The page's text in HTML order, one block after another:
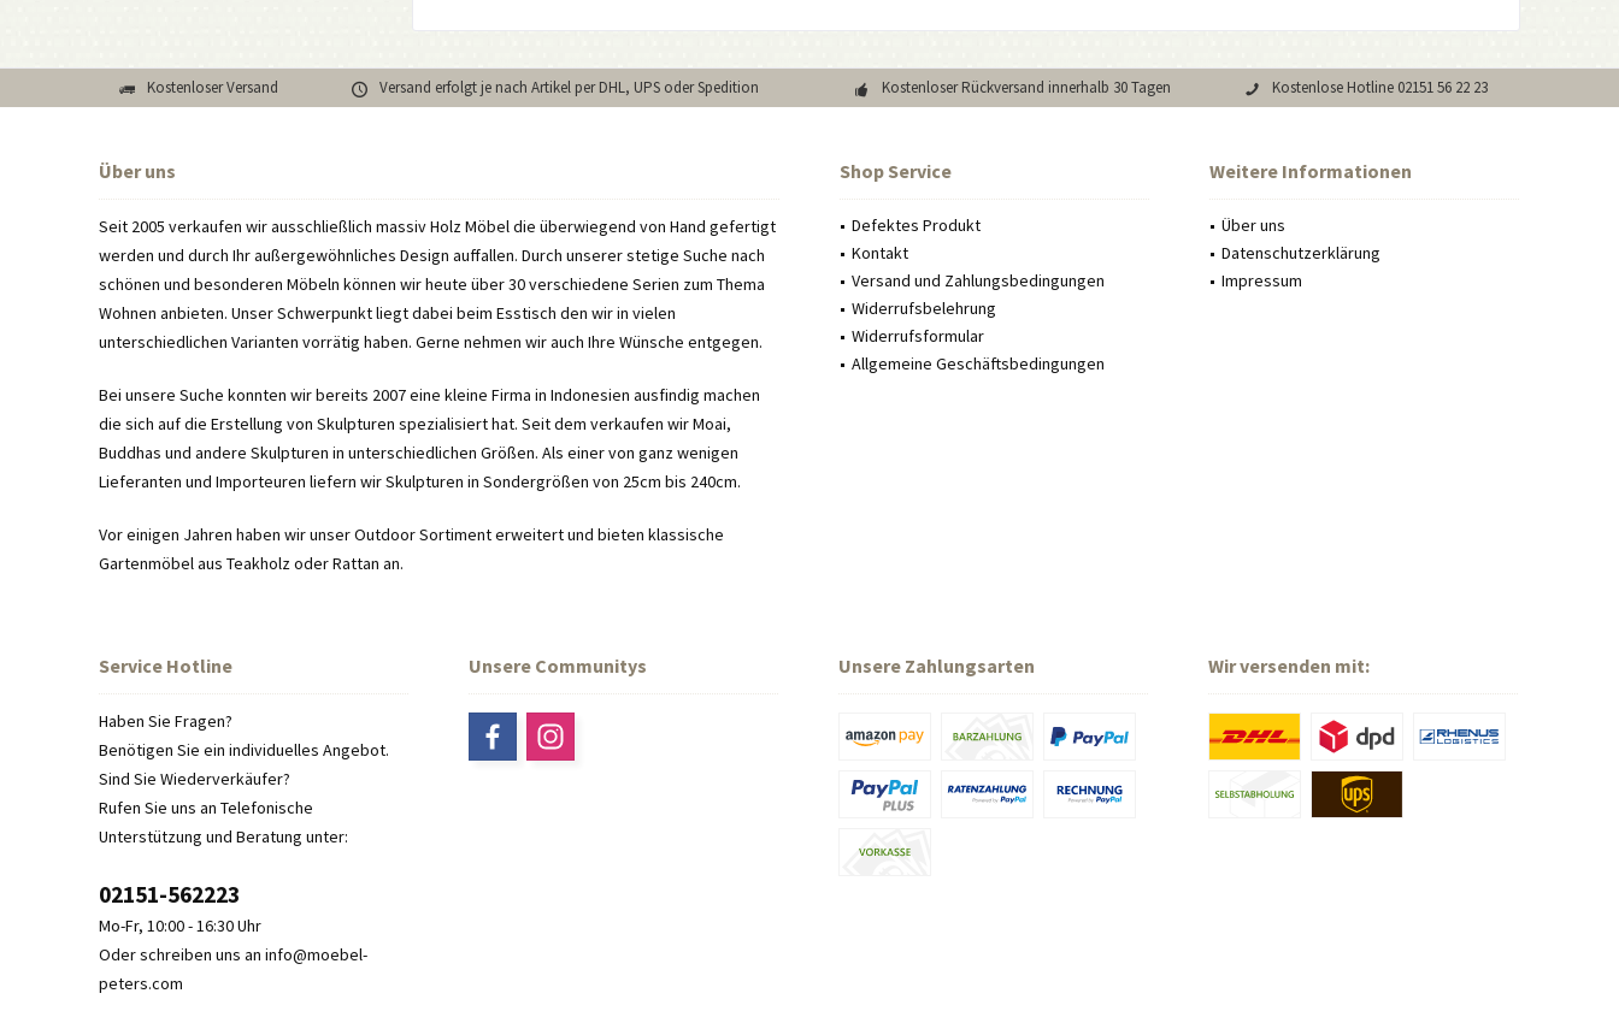
Kostenloser Versand Versand erfolgt je nach Artikel per DHL, UPS oder Spedition Kostenloser Rückversand innerhalb 30 Tagen Kostenlose Hotline 02151 56 22 23
Über uns
Seit 2005 verkaufen wir ausschließlich massiv Holz Möbel die überwiegend von Hand gefertigt
werden und durch Ihr außergewöhnliches Design auffallen. Durch unserer stetige Suche nach
schönen und besonderen Möbeln können wir heute über 30 verschiedene Serien zum Thema
Wohnen anbieten. Unser Schwerpunkt liegt dabei beim Esstisch den wir in vielen
unterschiedlichen Varianten vorrätig haben. Gerne nehmen wir auch Ihre Wünsche entgegen.
Bei unsere Suche konnten wir bereits 2007 eine kleine Firma in Indonesien ausfindig machen
die sich auf die Erstellung von Skulpturen spezialisiert hat. Seit dem verkaufen wir Moai,
Buddhas und andere Skulpturen in unterschiedlichen Größen. Als einer von ganz wenigen
Lieferanten und Importeuren liefern wir Skulpturen in Sondergrößen von 25cm bis 240cm.
Vor einigen Jahren haben wir unser Outdoor Sortiment erweitert und bieten klassische
Gartenmöbel aus Teakholz oder Rattan an.
Shop Service
Defektes Produkt
Kontakt
Versand und Zahlungsbedingungen
Widerrufsbelehrung
Widerrufsformular
Allgemeine Geschäftsbedingungen
Weitere Informationen
Über uns
Datenschutzerklärung
Impressum
Service Hotline
Haben Sie Fragen?
Benötigen Sie ein individuelles Angebot.
Sind Sie Wiederverkäufer?
Rufen Sie uns an Telefonische
Unterstützung und Beratung unter:
02151-562223
Mo-Fr, 10:00 - 16:30 Uhr
Oder schreiben uns an info@moebel-
peters.com
Unsere Communitys Unsere Zahlungsarten Wir versenden mit: